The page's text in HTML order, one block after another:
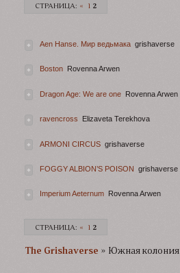
СТРАНИЦА: « 1 2
Aen Hanse. Мир ведьмака grishaverse
Boston Rovenna Arwen
Dragon Age: We are one Rovenna Arwen
ravencross Elizaveta Terekhova
АRMONI CIRCUS grishaverse
FOGGY ALBION’S POISON grishaverse
Imperium Aeternum Rovenna Arwen
СТРАНИЦА: « 1 2
The Grishaverse­­­ » Южная колония